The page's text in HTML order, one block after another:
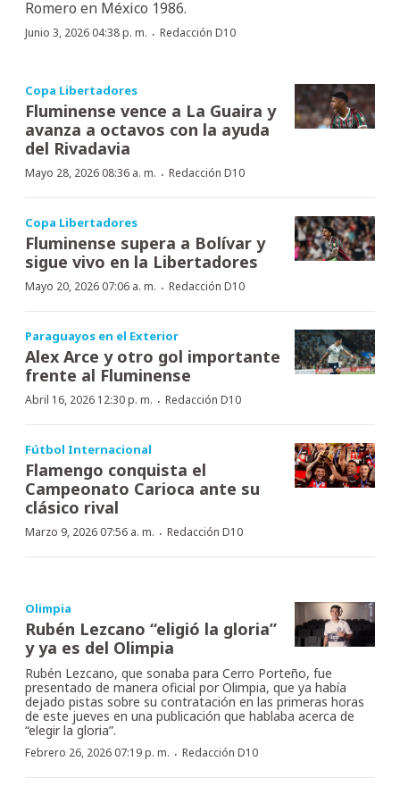
Romero en México 1986.
Junio 3, 2026 04:38 p. m. · Redacción D10
Copa Libertadores
Fluminense vence a La Guaira y
avanza a octavos con la ayuda
del Rivadavia
Mayo 28, 2026 08:36 a. m. · Redacción D10
Copa Libertadores
Fluminense supera a Bolívar y
sigue vivo en la Libertadores
Mayo 20, 2026 07:06 a. m. · Redacción D10
Paraguayos en el Exterior
Alex Arce y otro gol importante
frente al Fluminense
Abril 16, 2026 12:30 p. m. · Redacción D10
Fútbol Internacional
Flamengo conquista el
Campeonato Carioca ante su
clásico rival
Marzo 9, 2026 07:56 a. m. · Redacción D10
Olimpia
Rubén Lezcano “eligió la gloria”
y ya es del Olimpia
Rubén Lezcano, que sonaba para Cerro Porteño, fue
presentado de manera oficial por Olimpia, que ya había
dejado pistas sobre su contratación en las primeras horas
de este jueves en una publicación que hablaba acerca de
“elegir la gloria”.
Febrero 26, 2026 07:19 p. m. · Redacción D10